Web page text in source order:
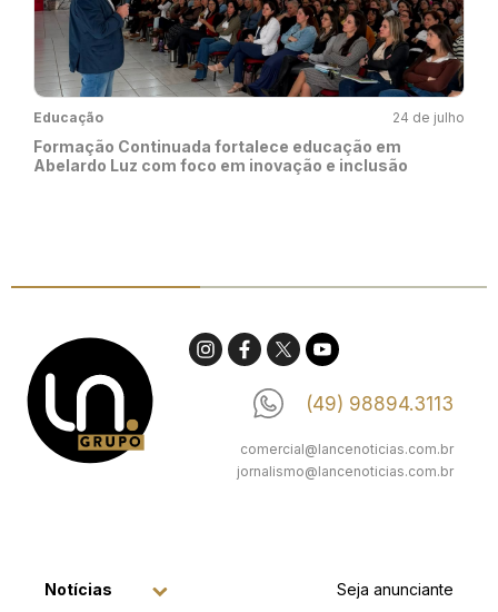
Educação 24 de julho
Formação Continuada fortalece educação em
Abelardo Luz com foco em inovação e inclusão
(49) 98894.3113
comercial@lancenoticias.com.br
jornalismo@lancenoticias.com.br
Notícias Seja anunciante